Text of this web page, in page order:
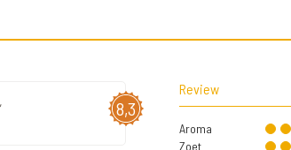
8,3
Review
Aroma
Zoet